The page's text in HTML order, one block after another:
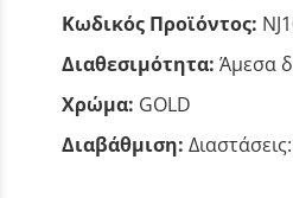
Κωδικός Προϊόντος:
Διαθεσιμότητα: Άμεσα
Χρώμα: GOLD
Διαβάθμιση: